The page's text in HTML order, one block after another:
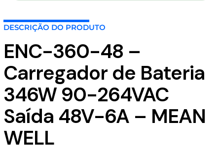
6A
MEAN
WELL
quantidade
DESCRIÇÃO DO PRODUTO
ENC-360-48 –
Carregador de Bateria
346W 90-264VAC
Saída 48V-6A – MEAN
WELL